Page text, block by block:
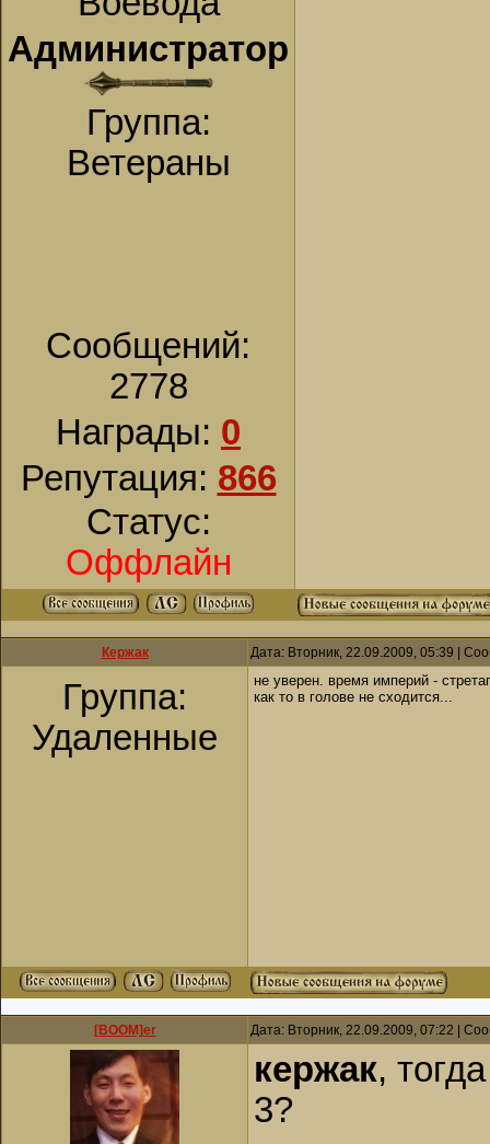
Администратор
Группа:
Ветераны
Сообщений:
2778
Награды: 0
Репутация: 866
Статус:
Оффлайн
Кержак Дата: Вторник, 22.09.2009, 05:39 |
Группа:
Удаленные
не уверен. время империй -
как то в голове не сходится...
[BOOM]er Дата: Вторник, 22.09.2009, 07:22 |
кержак,
3?